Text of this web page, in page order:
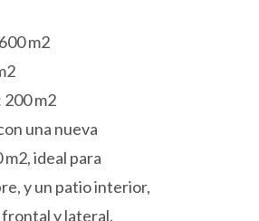
m2
m2
una nueva
ideal para
y un patio interior,
y lateral.